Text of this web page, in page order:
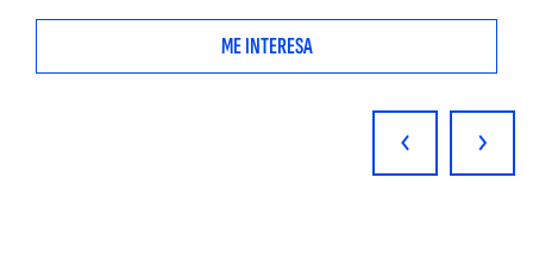
ME INTERESA
‹ ›